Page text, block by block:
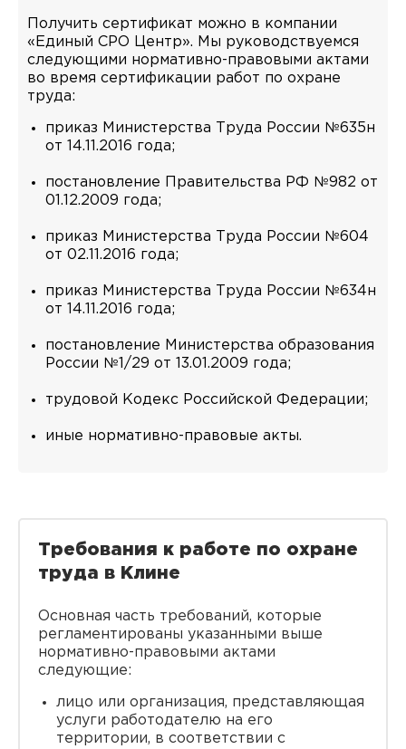
Получить сертификат можно в компании
«Единый СРО Центр». Мы руководствуемся
следующими нормативно-правовыми актами
во время сертификации работ по охране
труда:
приказ Министерства Труда России №635н
от 14.11.2016 года;
постановление Правительства РФ №982 от
01.12.2009 года;
приказ Министерства Труда России №604
от 02.11.2016 года;
приказ Министерства Труда России №634н
от 14.11.2016 года;
постановление Министерства образования
России №1/29 от 13.01.2009 года;
трудовой Кодекс Российской Федерации;
иные нормативно-правовые акты.
Требования к работе по охране
труда в Клине
Основная часть требований, которые
регламентированы указанными выше
нормативно-правовыми актами
следующие:
лицо или организация, представляющая
услуги работодателю на его
территории, в соответствии с